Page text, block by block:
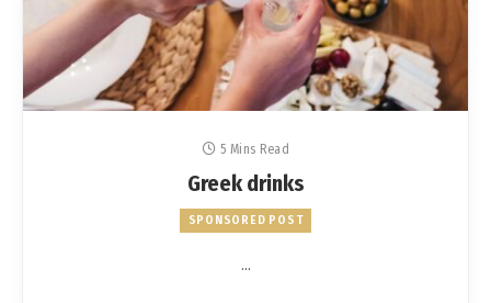
5 Mins Read
Greek drinks
SPONSORED POST
…